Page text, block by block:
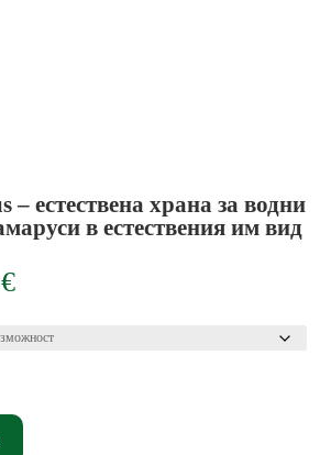
естествена храна за водни
в естествения им вид
€Price
range:
through